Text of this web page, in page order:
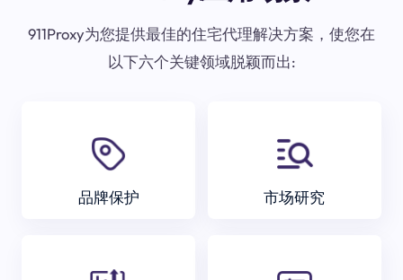
911Proxy为您提供最佳的住宅代理解决方案，使您在
以下六个关键领域脱颖而出:
品牌保护 市场研究